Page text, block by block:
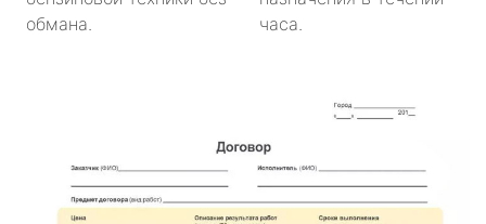
обмана.
часа.